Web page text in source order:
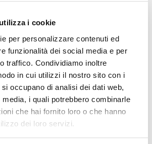
i cookie
per personalizzare contenuti ed
funzionalità dei social media e per
traffico. Condividiamo inoltre
in cui utilizzi il nostro sito con i
occupano di analisi dei dati web,
i quali potrebbero combinarle
che hai fornito loro o che hanno
dei loro servizi.
€ 2,90 € 3,35
€ 2,83 € 3,33
€ 2,83 € 3,29
€ 2,83 € 3,28
€ 2,83